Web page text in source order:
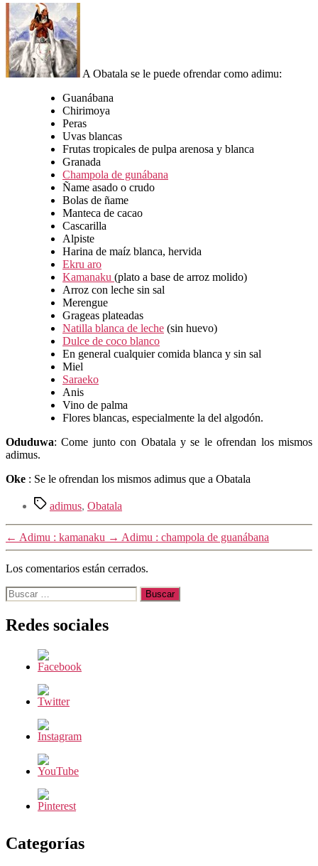
A Obatala se le puede ofrendar como adimu:
Guanábana
Chirimoya
Peras
Uvas blancas
Frutas tropicales de pulpa arenosa y blanca
Granada
Champola de gunábana
Ñame asado o crudo
Bolas de ñame
Manteca de cacao
Cascarilla
Alpiste
Harina de maíz blanca, hervida
Ekru aro
Kamanaku (plato a base de arroz molido)
Arroz con leche sin sal
Merengue
Grageas plateadas
Natilla blanca de leche (sin huevo)
Dulce de coco blanco
En general cualquier comida blanca y sin sal
Miel
Saraeko
Anis
Vino de palma
Flores blancas, especialmente la del algodón.
Oduduwa: Come junto con Obatala y se le ofrendan los mismos
adimus.
Oke : Se le ofrendan los mismos adimus que a Obatala
Etiquetas
adimus, Obatala
← Adimu : kamanaku → Adimu : champola de guanábana
Los comentarios están cerrados.
Buscar:
Redes sociales
Categorías